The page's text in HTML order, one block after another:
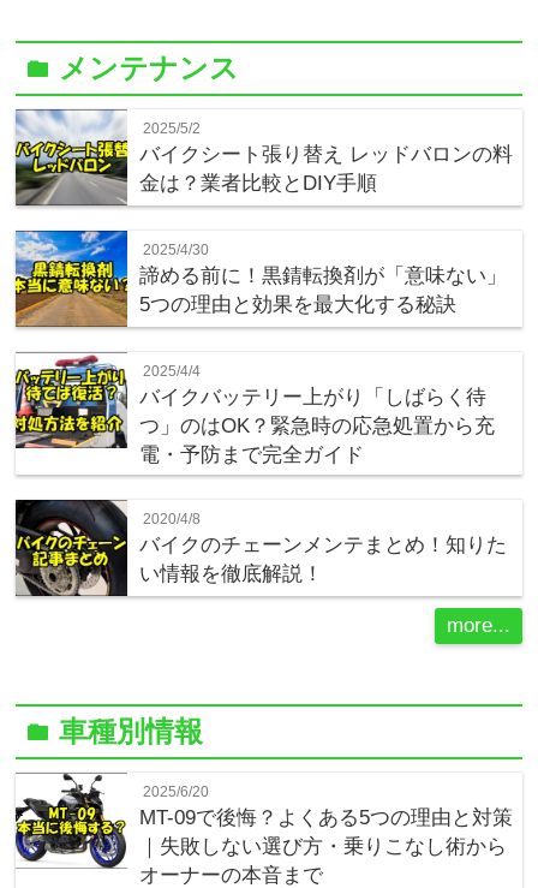
folder メンテナンス
2025/5/2
バイクシート張り替え レッドバロンの料
金は？業者比較とDIY手順
2025/4/30
諦める前に！黒錆転換剤が「意味ない」
5つの理由と効果を最大化する秘訣
2025/4/4
バイクバッテリー上がり「しばらく待
つ」のはOK？緊急時の応急処置から充
電・予防まで完全ガイド
2020/4/8
バイクのチェーンメンテまとめ！知りた
い情報を徹底解説！
more...
folder車種別情報
2025/6/20
MT-09で後悔？よくある5つの理由と対策
｜失敗しない選び方・乗りこなし術から
オーナーの本音まで